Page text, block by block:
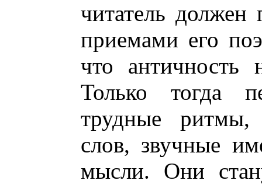
читатель должен
приемами его
что античность
Только тогда
трудные ритмы,
слов, звучные
мысли. Они